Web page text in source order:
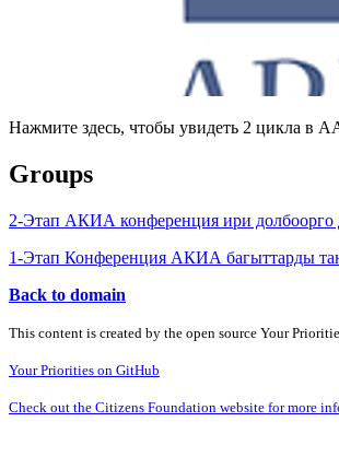
Нажмите здесь, чтобы увидеть 2 цикла в
Groups
2-Этап АКИА конференция ири долбоорго
1-Этап Конференция АКИА багыттарды
Back to domain
This content is created by the open source Your
Your Priorities on GitHub
Check out the Citizens Foundation website for more